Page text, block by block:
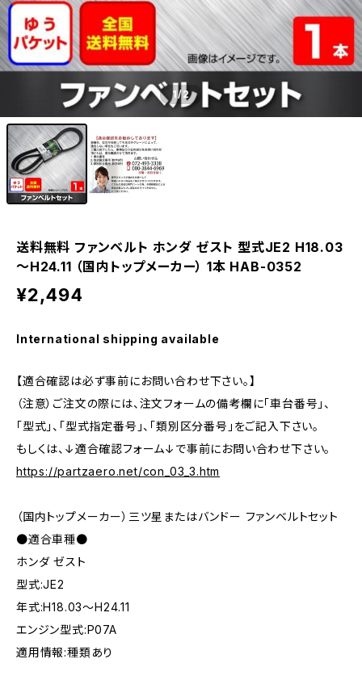
1/2
送料無料 ファンベルト ホンダ ゼスト 型式JE2 H18.03
～H24.11 （国内トップメーカー） 1本 HAB-0352
¥2,494
International shipping available
【適合確認は必ず事前にお問い合わせ下さい。】
（注意）ご注文の際には、注文フォームの備考欄に「車台番号」、
「型式」、「型式指定番号」、「類別区分番号」をご記入下さい。
もしくは、↓適合確認フォーム↓で事前にお問い合わせ下さい。
https://partzaero.net/con_03_3.htm
（国内トップメーカー）三ツ星またはバンドー ファンベルトセット
●適合車種●
ホンダ ゼスト
型式:JE2
年式:H18.03～H24.11
エンジン型式:P07A
適用情報:種類あり